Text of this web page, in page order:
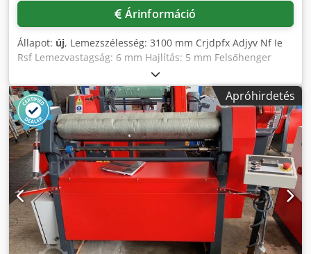
Árinformáció
Állapot: új, Lemezszélesség: 3100 mm Crjdpfx Adjyv Nf Ie
Rsf Lemezvastagság: 6 mm Hajlítás: 5 mm Felsőhenger
átmérője: 200 mm Minimális hajlítási átmérő: Ø 300 mm
Hajlítási sebesség: 5 m/perc Teljes teljesítményigény: 5,5
kW Gépsúly: kb. 4000 kg Helyigény: kb. 4800x1300x1270
mm Felszereltség: - Kúpos hajlítóberendezés - Indukciósan
edzett hengerek - Motoros hátsó hengerállítás - Hegesztett
acél vázszerkezet (ST-52) - Különleges acélból készült
hengerek - Aszimmetrikus működési mód - Oldalra
kihajtható felső henger - Központi hengerek elektromos
motorral, fékberendezéssel, körbefutó alacsony áttételű
hajtóművel és fogaskerekes hajtással - Mobil kezelőpult
Extrák: - Digitális kijelző a hátsó hengerhez - Motoros alsó
hengerhajtás
Apróhirdetés